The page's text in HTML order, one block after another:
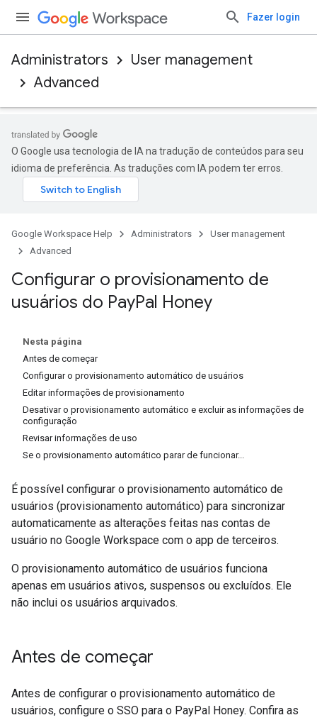
Fazer login
Administrators
User management
Advanced
O Google usa tecnologia de IA na tradução de conteúdos para seu
idioma de preferência. As traduções com IA podem ter erros.
Google Workspace Help Administrators
User management
Advanced
Configurar o provisionamento de
usuários do PayPal Honey
Nesta página
Antes de começar
Configurar o provisionamento automático de usuários
Editar informações de provisionamento
Desativar o provisionamento automático e excluir as informações de
configuração
Revisar informações de uso
Se o provisionamento automático parar de funcionar...
É possível configurar o provisionamento automático de
usuários (provisionamento automático) para sincronizar
automaticamente as alterações feitas nas contas de
usuário no Google Workspace com o app de terceiros.
O provisionamento automático de usuários funciona
apenas em usuários ativos, suspensos ou excluídos. Ele
não inclui os usuários arquivados.
Antes de começar
Antes de configurar o provisionamento automático de
usuários, configure o SSO para o PayPal Honey. Confira as